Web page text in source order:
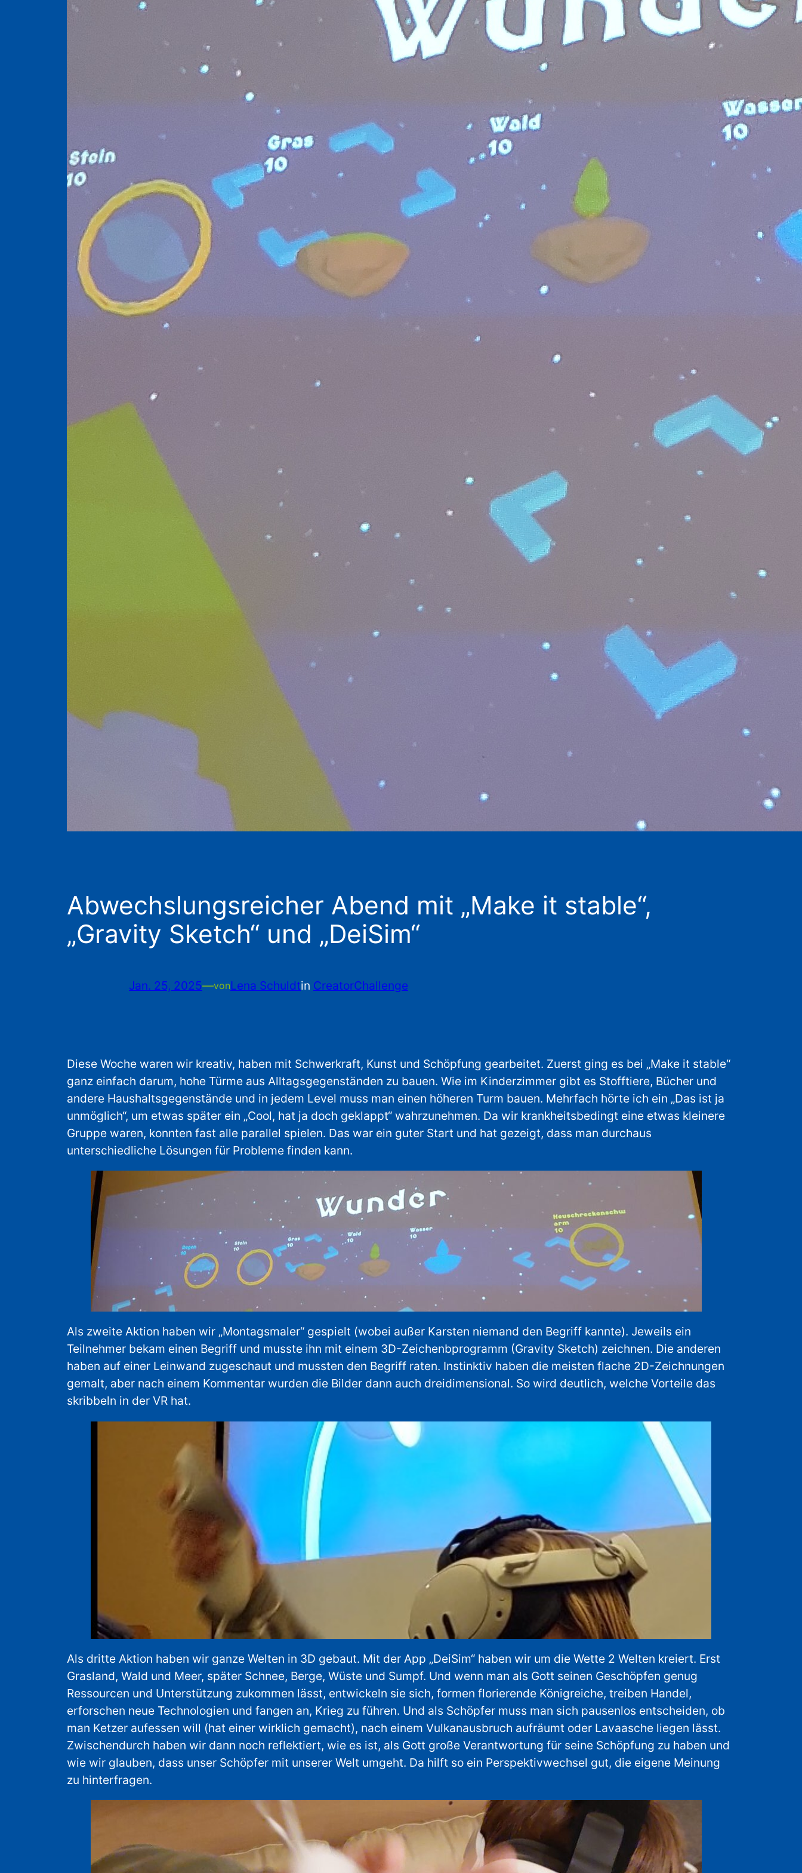
Abwechslungsreicher Abend mit „Make it stable“,
„Gravity Sketch“ und „DeiSim“
Jan. 25, 2025—vonLena Schuldtin CreatorChallenge
Diese Woche waren wir kreativ, haben mit Schwerkraft, Kunst und Schöpfung gearbeitet. Zuerst ging es bei „Make it stable“
ganz einfach darum, hohe Türme aus Alltagsgegenständen zu bauen. Wie im Kinderzimmer gibt es Stofftiere, Bücher und
andere Haushaltsgegenstände und in jedem Level muss man einen höheren Turm bauen. Mehrfach hörte ich ein „Das ist ja
unmöglich“, um etwas später ein „Cool, hat ja doch geklappt“ wahrzunehmen. Da wir krankheitsbedingt eine etwas kleinere
Gruppe waren, konnten fast alle parallel spielen. Das war ein guter Start und hat gezeigt, dass man durchaus
unterschiedliche Lösungen für Probleme finden kann.
Als zweite Aktion haben wir „Montagsmaler“ gespielt (wobei außer Karsten niemand den Begriff kannte). Jeweils ein
Teilnehmer bekam einen Begriff und musste ihn mit einem 3D-Zeichenbprogramm (Gravity Sketch) zeichnen. Die anderen
haben auf einer Leinwand zugeschaut und mussten den Begriff raten. Instinktiv haben die meisten flache 2D-Zeichnungen
gemalt, aber nach einem Kommentar wurden die Bilder dann auch dreidimensional. So wird deutlich, welche Vorteile das
skribbeln in der VR hat.
Als dritte Aktion haben wir ganze Welten in 3D gebaut. Mit der App „DeiSim“ haben wir um die Wette 2 Welten kreiert. Erst
Grasland, Wald und Meer, später Schnee, Berge, Wüste und Sumpf. Und wenn man als Gott seinen Geschöpfen genug
Ressourcen und Unterstützung zukommen lässt, entwickeln sie sich, formen florierende Königreiche, treiben Handel,
erforschen neue Technologien und fangen an, Krieg zu führen. Und als Schöpfer muss man sich pausenlos entscheiden, ob
man Ketzer aufessen will (hat einer wirklich gemacht), nach einem Vulkanausbruch aufräumt oder Lavaasche liegen lässt.
Zwischendurch haben wir dann noch reflektiert, wie es ist, als Gott große Verantwortung für seine Schöpfung zu haben und
wie wir glauben, dass unser Schöpfer mit unserer Welt umgeht. Da hilft so ein Perspektivwechsel gut, die eigene Meinung
zu hinterfragen.